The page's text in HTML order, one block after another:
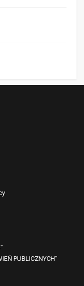
PUBLICZNYCH”